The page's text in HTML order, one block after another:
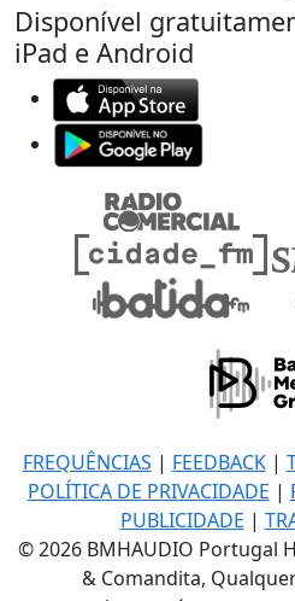
Disponível
iPad e Android
FREQUÊNCIAS | FEEDBACK|
POLÍTICA DE PRIVACIDADE |
PUBLICIDADE |
© 2026 BMHAUDIO Portugal
& Comandita,